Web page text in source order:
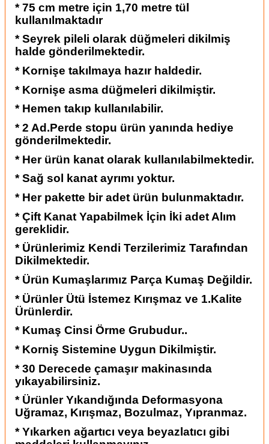
* 75 cm metre için 1,70 metre tül
kullanılmaktadır
* Seyrek pileli olarak düğmeleri dikilmiş
halde gönderilmektedir.
* Kornişe takılmaya hazır haldedir.
* Kornişe asma düğmeleri dikilmiştir.
* Hemen takıp kullanılabilir.
* 2 Ad.Perde stopu ürün yanında hediye
gönderilmektedir.
* Her ürün kanat olarak kullanılabilmektedir.
* Sağ sol kanat ayrımı yoktur.
* Her pakette bir adet ürün bulunmaktadır.
* Çift Kanat Yapabilmek İçin İki adet Alım
gereklidir.
* Ürünlerimiz Kendi Terzilerimiz Tarafından
Dikilmektedir.
* Ürün Kumaşlarımız Parça Kumaş Değildir.
* Ürünler Ütü İstemez Kırışmaz ve 1.Kalite
Ürünlerdir.
* Kumaş Cinsi Örme Grubudur..
* Korniş Sistemine Uygun Dikilmiştir.
* 30 Derecede çamaşır makinasında
yıkayabilirsiniz.
* Ürünler Yıkandığında Deformasyona
Uğramaz, Kırışmaz, Bozulmaz, Yıpranmaz.
* Yıkarken ağartıcı veya beyazlatıcı gibi